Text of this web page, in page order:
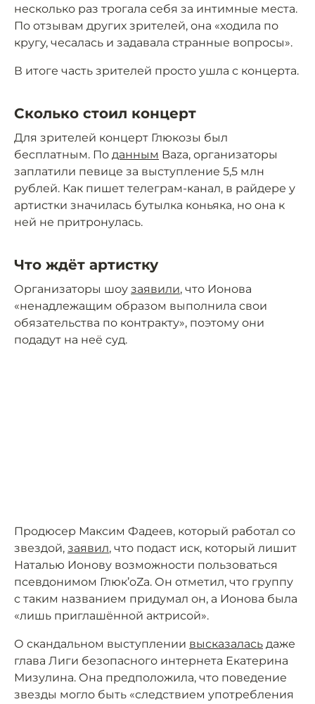
несколько раз трогала себя за интимные места.
По отзывам других зрителей, она «ходила по
кругу, чесалась и задавала странные вопросы».
В итоге часть зрителей просто ушла с концерта.
Сколько стоил концерт
Для зрителей концерт Глюкозы был
бесплатным. По данным Baza, организаторы
заплатили певице за выступление 5,5 млн
рублей. Как пишет телеграм-канал, в райдере у
артистки значилась бутылка коньяка, но она к
ней не притронулась.
Что ждёт артистку
Организаторы шоу заявили, что Ионова
«ненадлежащим образом выполнила свои
обязательства по контракту», поэтому они
подадут на неё суд.
Продюсер Максим Фадеев, который работал со
звездой, заявил, что подаст иск, который лишит
Наталью Ионову возможности пользоваться
псевдонимом Глюк’oZa. Он отметил, что группу
с таким названием придумал он, а Ионова была
«лишь приглашённой актрисой».
О скандальном выступлении высказалась даже
глава Лиги безопасного интернета Екатерина
Мизулина. Она предположила, что поведение
звезды могло быть «следствием употребления